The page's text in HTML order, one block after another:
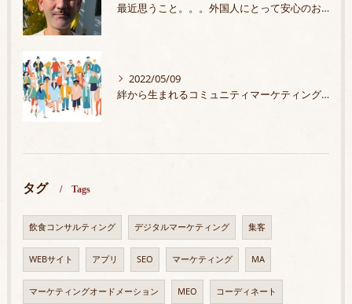
最近思うこと。。。外国人にとって安心のお店
2022/05/09
絆から生まれるコミュニティマーケティングプラン
タグ Tags
飲食コンサルティング デジタルマーケティング 集客
WEBサイト アプリ SEO マーケティング MA
マーケティングオードメーション MEO コーディネート